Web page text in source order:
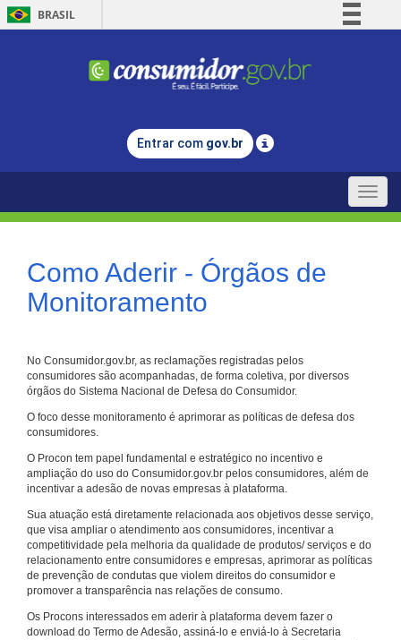
BRASIL
Comunica BR
Legislação
Entrar com gov.br
Toggle
Como Aderir - Órgãos de
Monitoramento
No Consumidor.gov.br, as reclamações registradas pelos
consumidores são acompanhadas, de forma coletiva, por diversos
órgãos do Sistema Nacional de Defesa do Consumidor.
O foco desse monitoramento é aprimorar as políticas de defesa dos
consumidores.
O Procon tem papel fundamental e estratégico no incentivo e
ampliação do uso do Consumidor.gov.br pelos consumidores, além de
incentivar a adesão de novas empresas à plataforma.
Sua atuação está diretamente relacionada aos objetivos desse serviço,
que visa ampliar o atendimento aos consumidores, incentivar a
competitividade pela melhoria da qualidade de produtos/ serviços e do
relacionamento entre consumidores e empresas, aprimorar as políticas
de prevenção de condutas que violem direitos do consumidor e
promover a transparência nas relações de consumo.
Os Procons interessados em aderir à plataforma devem fazer o
download do Termo de Adesão, assiná-lo e enviá-lo à Secretaria